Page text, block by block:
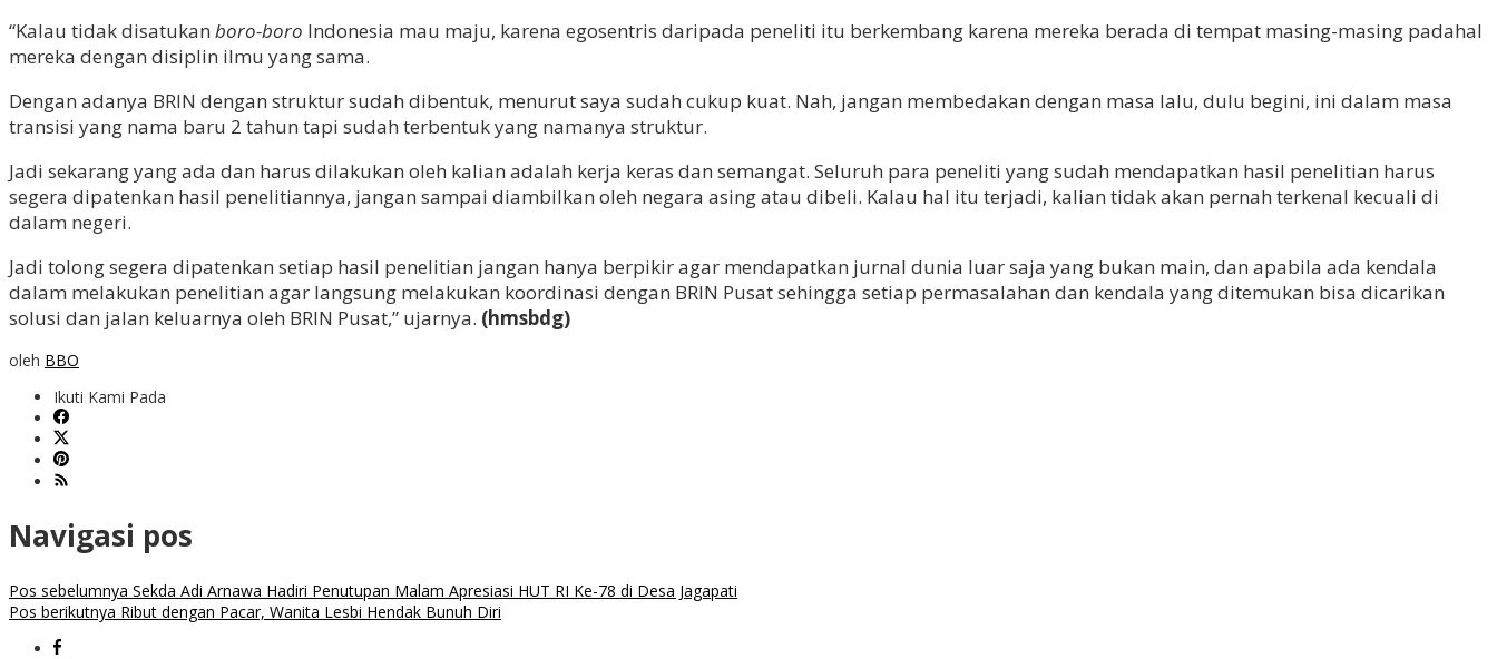
“Kalau tidak disatukan boro-boro Indonesia mau maju, karena egosentris daripada peneliti itu berkembang karena mereka berada di tempat masing-masing padahal
mereka dengan disiplin ilmu yang sama.
Dengan adanya BRIN dengan struktur sudah dibentuk, menurut saya sudah cukup kuat. Nah, jangan membedakan dengan masa lalu, dulu begini, ini dalam masa
transisi yang nama baru 2 tahun tapi sudah terbentuk yang namanya struktur.
Jadi sekarang yang ada dan harus dilakukan oleh kalian adalah kerja keras dan semangat. Seluruh para peneliti yang sudah mendapatkan hasil penelitian harus
segera dipatenkan hasil penelitiannya, jangan sampai diambilkan oleh negara asing atau dibeli. Kalau hal itu terjadi, kalian tidak akan pernah terkenal kecuali di
dalam negeri.
Jadi tolong segera dipatenkan setiap hasil penelitian jangan hanya berpikir agar mendapatkan jurnal dunia luar saja yang bukan main, dan apabila ada kendala
dalam melakukan penelitian agar langsung melakukan koordinasi dengan BRIN Pusat sehingga setiap permasalahan dan kendala yang ditemukan bisa dicarikan
solusi dan jalan keluarnya oleh BRIN Pusat,” ujarnya. (hmsbdg)
oleh BBO
Ikuti Kami Pada
Navigasi pos
Pos sebelumnya Sekda Adi Arnawa Hadiri Penutupan Malam Apresiasi HUT RI Ke-78 di Desa Jagapati
Pos berikutnya Ribut dengan Pacar, Wanita Lesbi Hendak Bunuh Diri